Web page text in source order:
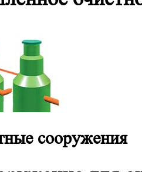
сооружения